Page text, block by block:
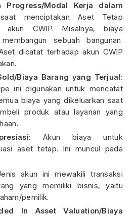
Progress/Modal Kerja dalam
menciptakan Aset Tetap
akun CWIP. Misalnya, biaya
sebuah bangunan.
dicatat terhadap akun CWIP
Biaya Barang yang Terjual:
ini digunakan untuk mencatat
biaya yang dikeluarkan saat
produk atau layanan yang
Akun biaya untuk
aset tetap. Ini muncul pada
akun ini mewakili transaksi
yang memiliki bisnis, yaitu
pemilik.
In Asset Valuation/Biaya